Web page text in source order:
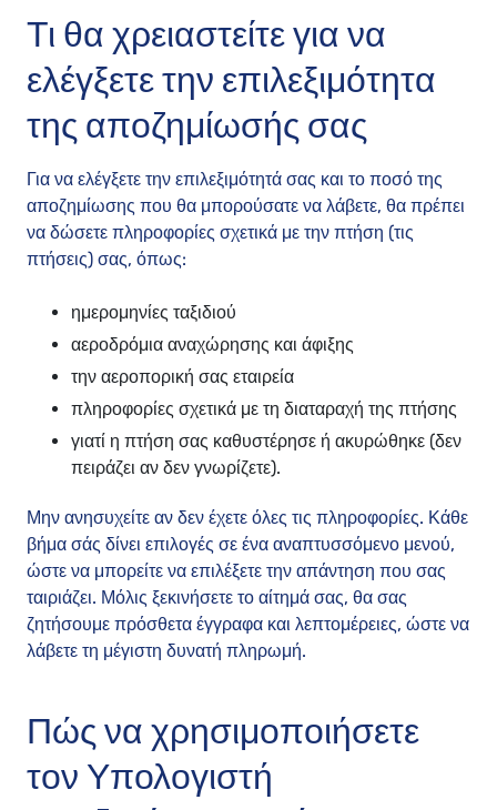
Τι θα χρειαστείτε για να
ελέγξετε την επιλεξιμότητα
της αποζημίωσής σας
Για να ελέγξετε την επιλεξιμότητά σας και το ποσό της
αποζημίωσης που θα μπορούσατε να λάβετε, θα πρέπει
να δώσετε πληροφορίες σχετικά με την πτήση (τις
πτήσεις) σας, όπως:
ημερομηνίες ταξιδιού
αεροδρόμια αναχώρησης και άφιξης
την αεροπορική σας εταιρεία
πληροφορίες σχετικά με τη διαταραχή της πτήσης
γιατί η πτήση σας καθυστέρησε ή ακυρώθηκε (δεν
πειράζει αν δεν γνωρίζετε).
Μην ανησυχείτε αν δεν έχετε όλες τις πληροφορίες. Κάθε
βήμα σάς δίνει επιλογές σε ένα αναπτυσσόμενο μενού,
ώστε να μπορείτε να επιλέξετε την απάντηση που σας
ταιριάζει. Μόλις ξεκινήσετε το αίτημά σας, θα σας
ζητήσουμε πρόσθετα έγγραφα και λεπτομέρειες, ώστε να
λάβετε τη μέγιστη δυνατή πληρωμή.
Πώς να χρησιμοποιήσετε
τον Υπολογιστή